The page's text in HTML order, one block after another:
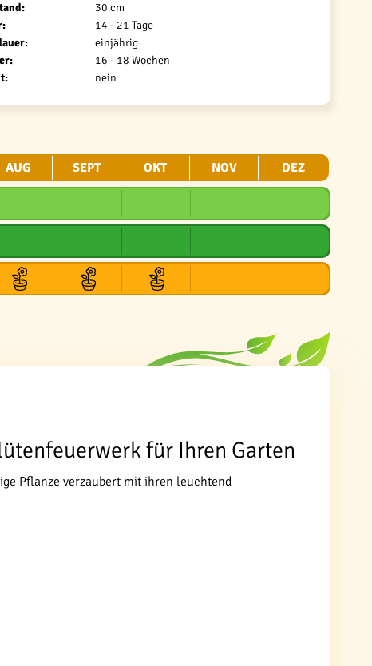
30 cm
14 - 21 Tage
einjährig
16 - 18 Wochen
nein
AUG SEPT OKT NOV DEZ
für Ihren Garten
Pflanze verzaubert mit ihren leuchtend